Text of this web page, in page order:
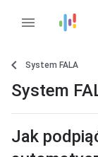
menu
System FALA
System
Jak